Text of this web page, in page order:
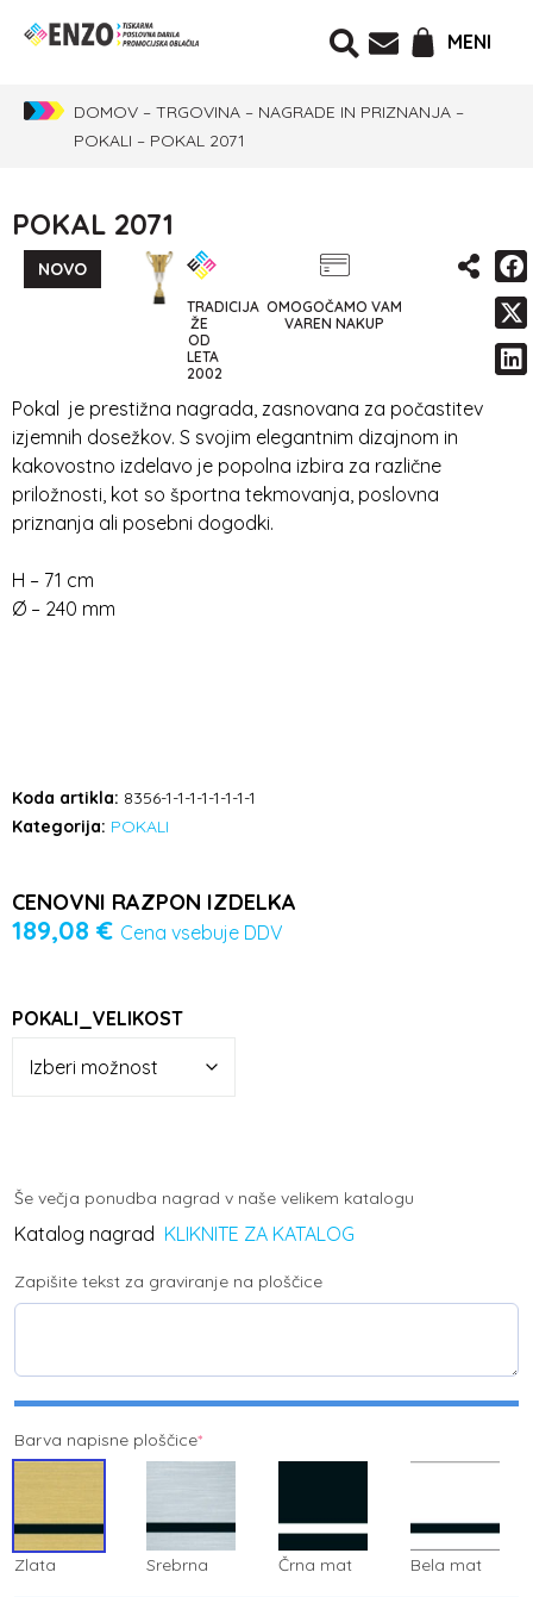
MENI
DOMOV – TRGOVINA – NAGRADE IN PRIZNANJA –
POKALI – POKAL 2071
POKAL 2071
NOVO
TRADICIJA
ŽE
OD
LETA
2002
OMOGOČAMO VAM
VAREN NAKUP
Pokal je prestižna nagrada, zasnovana za počastitev
izjemnih dosežkov. S svojim elegantnim dizajnom in
kakovostno izdelavo je popolna izbira za različne
priložnosti, kot so športna tekmovanja, poslovna
priznanja ali posebni dogodki.
H – 71 cm
Ø – 240 mm
Koda artikla: 8356-1-1-1-1-1-1-1-1
Kategorija: POKALI
CENOVNI RAZPON IZDELKA
189,08 € Cena vsebuje DDV
POKALI_VELIKOST
Še večja ponudba nagrad v naše velikem katalogu
Katalog nagrad KLIKNITE ZA KATALOG
Zapišite tekst za graviranje na ploščice
Barva napisne ploščice*
Zlata Srebrna Črna mat Bela mat